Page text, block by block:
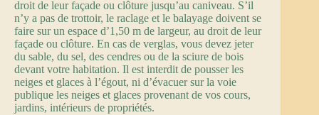
droit de leur façade ou clôture jusqu’au caniveau. S’il
n’y a pas de trottoir, le raclage et le balayage doivent se
faire sur un espace d’1,50 m de largeur, au droit de leur
façade ou clôture. En cas de verglas, vous devez jeter
du sable, du sel, des cendres ou de la sciure de bois
devant votre habitation. Il est interdit de pousser les
neiges et glaces à l’égout, ni d’évacuer sur la voie
publique les neiges et glaces provenant de vos cours,
jardins, intérieurs de propriétés.